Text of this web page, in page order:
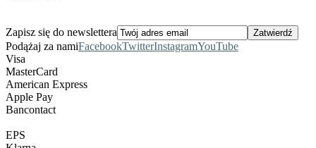
Zapisz się do newslettera
Podążaj za namiFacebookTwitterInstagramYouTube
Visa
MasterCard
American Express
Apple Pay
Bancontact
EPS